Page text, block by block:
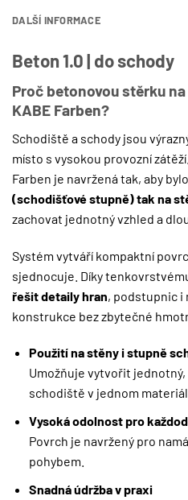
DALŠÍ INFORMACE
Beton 1.0 | do schody
Proč betonovou stěrku
KABE Farben?
Schodiště a schody jsou
místo s vysokou provozní
Farben je navržená tak, aby
(schodišťové stupně) tak na
zachovat jednotný vzhled a
Systém vytváří kompaktní
sjednocuje. Díky
řešit detaily hran, podstupnic i
konstrukce bez zbytečné
Použití na stěny i stupně
Umožňuje vytvořit
schodiště v jednom
Vysoká odolnost pro
Povrch je navržený pro
pohybem.
Snadná údržba v praxi